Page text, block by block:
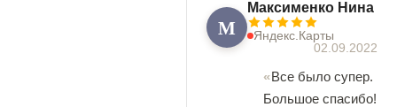
М
Максименко Нина
Яндекс.Карты
02.09.2022
Все было супер.
Большое спасибо!